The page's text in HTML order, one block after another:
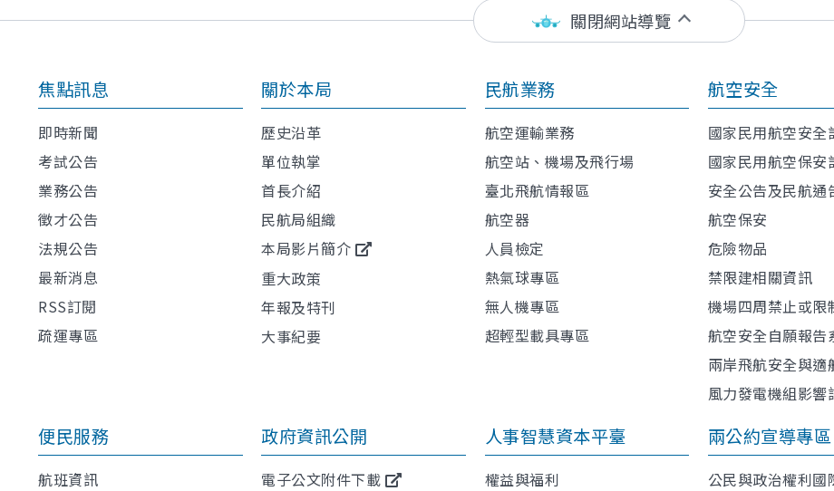
關閉網站導覽
焦點訊息
即時新聞
考試公告
業務公告
徵才公告
法規公告
最新消息
RSS訂閱
疏運專區
關於本局
歷史沿革
單位執掌
首長介紹
民航局組織
本局影片簡介
重大政策
年報及特刊
大事紀要
民航業務
航空運輸業務
航空站、機場及飛行場
臺北飛航情報區
航空器
人員檢定
熱氣球專區
無人機專區
超輕型載具專區
航空安全
國家民用航空安全
國家民用航空保安
安全公告及民航通
航空保安
危險物品
禁限建相關資訊
機場四周禁止或限
航空安全自願報告
兩岸飛航安全與適
風力發電機組影響
便民服務
航班資訊
政府資訊公開
電子公文附件下載
人事智慧資本平臺
權益與福利
兩公約宣導專區
公民與政治權利國